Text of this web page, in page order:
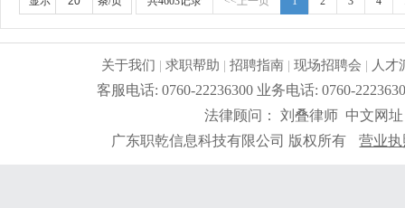
关于我们 |求职帮助 |招聘指南 |现场招聘会 | 人才
客服电话: 0760-22236300 业务电话: 0760-
法律顾问： 刘叠律师 中文网
广东职乾信息科技有限公司 版权所有
营业